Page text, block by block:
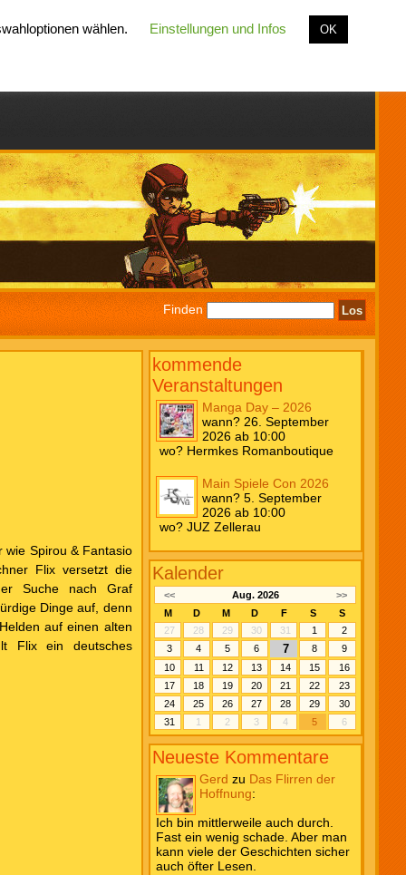
Finden
wie Spirou & Fantasio
Flix versetzt die
Suche nach Graf
Dinge auf, denn
auf einen alten
Flix ein deutsches
kommende
Veranstaltungen
Manga Day – 2026
wann? 26. September
2026 ab 10:00
wo? Hermkes Romanboutique
Main Spiele Con 2026
wann? 5. September
2026 ab 10:00
wo? JUZ Zellerau
Kalender
<< Aug. 2026
>>
M
D M D F S
S
27
28 29 30 31 1
2
3
4 5 6 7 8
9
10
11 12 13 14 15
16
17
18 19 20 21 22
23
24
25 26 27 28 29
30
31
1 2 3 4 5 6
Neueste Kommentare
Gerd zu Das Flirren der
Hoffnung:
Ich bin mittlerweile auch durch.
Fast ein wenig schade. Aber man
kann viele der Geschichten sicher
auch öfter Lesen.
wählen. Einstellungen und Infos OK